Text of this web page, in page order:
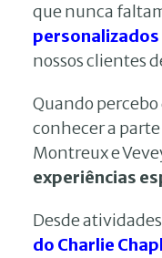
que nunca
personalizados
nossos clientes
Quando
conhecer a
Montreux e
experiências
Desde
do Charlie